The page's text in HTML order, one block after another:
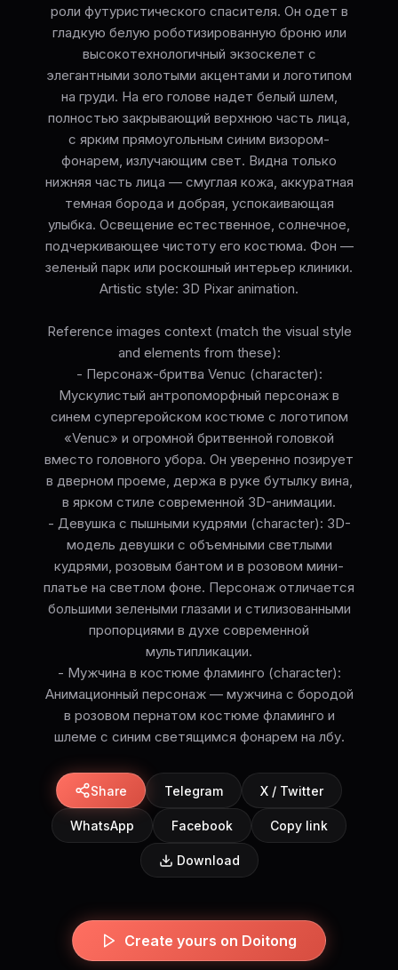
роли футуристического спасителя. Он одет в
гладкую белую роботизированную броню или
высокотехнологичный экзоскелет с
элегантными золотыми акцентами и логотипом
на груди. На его голове надет белый шлем,
полностью закрывающий верхнюю часть лица,
с ярким прямоугольным синим визором-
фонарем, излучающим свет. Видна только
нижняя часть лица — смуглая кожа, аккуратная
темная борода и добрая, успокаивающая
улыбка. Освещение естественное, солнечное,
подчеркивающее чистоту его костюма. Фон —
зеленый парк или роскошный интерьер клиники.
Artistic style: 3D Pixar animation.
Reference images context (match the visual style
and elements from these):
- Персонаж-бритва Venuc (character):
Мускулистый антропоморфный персонаж в
синем супергеройском костюме с логотипом
«Venuc» и огромной бритвенной головкой
вместо головного убора. Он уверенно позирует
в дверном проеме, держа в руке бутылку вина,
в ярком стиле современной 3D-анимации.
- Девушка с пышными кудрями (character): 3D-
модель девушки с объемными светлыми
кудрями, розовым бантом и в розовом мини-
платье на светлом фоне. Персонаж отличается
большими зелеными глазами и стилизованными
пропорциями в духе современной
мультипликации.
- Мужчина в костюме фламинго (character):
Анимационный персонаж — мужчина с бородой
в розовом пернатом костюме фламинго и
шлеме с синим светящимся фонарем на лбу.
Share Telegram X / Twitter
WhatsApp Facebook Copy link
Download
Create yours on Doitong